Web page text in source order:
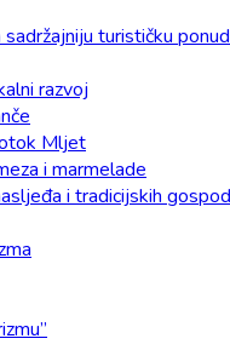
turističku
razvoj
Mljet
i marmelade
i tradicijskih